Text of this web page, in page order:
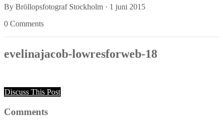
By Bröllopsfotograf Stockholm · 1 juni 2015
0 Comments
evelinajacob-lowresforweb-18
Discuss This Post
Comments